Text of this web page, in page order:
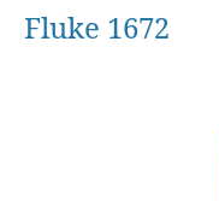
Fluke 1672